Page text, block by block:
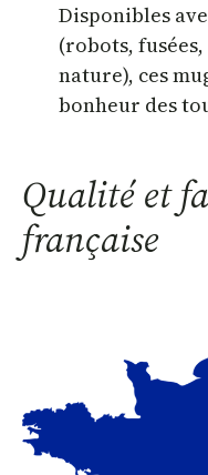
Disponibles
(robots,
nature), ces
bonheur des
Qualité et
française